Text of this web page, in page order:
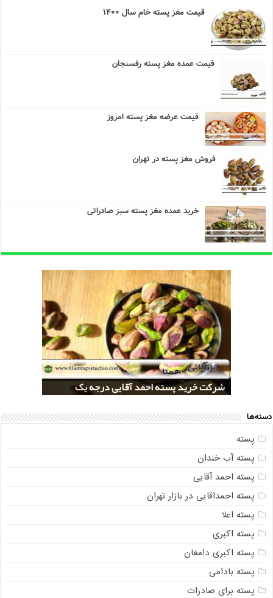
قیمت مغز پسته خام سال ۱۴۰۰
قیمت عمده مغز پسته رفسنجان
قیمت عرضه مغز پسته امروز
فروش مغز پسته در تهران
خرید عمده مغز پسته سبز صادراتی
خرید کلی پسته شور اکبری صادراتی
شرکت خرید پسته احمد آقایی درجه یک
قیمت تولید پسته صادراتی رفسنجان
مراکز خريد پسته رفسنجان صادراتی
شرکت خرید پسته اکبری بسته بندی شده
دسته‌ها
پسته
پسته آب خندان
پسته احمد آقایی
پسته احمداقایی در بازار تهران
پسته اعلا
پسته اکبری
پسته اکبری دامغان
پسته بادامی
پسته برای صادرات